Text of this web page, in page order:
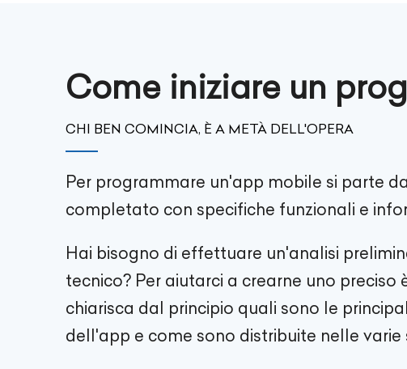
Come iniziare un
CHI BEN COMINCIA, È A METÀ DELL'OPERA
Per programmare un'app mobile si parte
completato con specifiche funzionali e
Hai bisogno di effettuare un'analisi
tecnico? Per aiutarci a crearne uno preciso
chiarisca dal principio quali sono le
dell'app e come sono distribuite nelle varie